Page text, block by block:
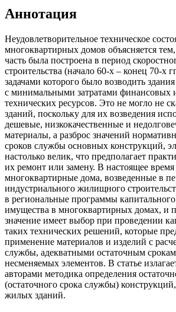
Аннотация
Неудовлетворительное техническое
многоквартирных домов объясняется
часть была построена в период
строительства (начало 60-х – конец 70-х
задачами которого было возводить
с минимальными затратами финансовых
технических ресурсов. Это не могло не
зданий, поскольку для их возведения
дешевые, низкокачественные и
материалы, а разброс значений
сроков службы основных конструкций,
настолько велик, что предполагает
их ремонт или замену. В настоящее время
многоквартирные дома, возведенные в
индустриального жилищного
в региональные программы
имущества в многоквартирных домах, и
значение имеет выбор при проведении
таких технических решений, которые
применение материалов и изделий с
службы, адекватными остаточным
несменяемых элементов. В статье
авторами методика определения
(остаточного срока службы)
жилых зданий.